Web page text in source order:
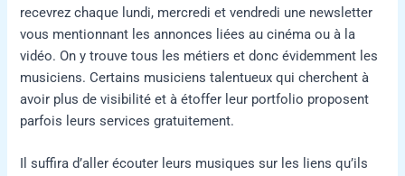
recevrez chaque lundi, mercredi et vendredi une newsletter
vous mentionnant les annonces liées au cinéma ou à la
vidéo. On y trouve tous les métiers et donc évidemment les
musiciens. Certains musiciens talentueux qui cherchent à
avoir plus de visibilité et à étoffer leur portfolio proposent
parfois leurs services gratuitement.
Il suffira d’aller écouter leurs musiques sur les liens qu’ils